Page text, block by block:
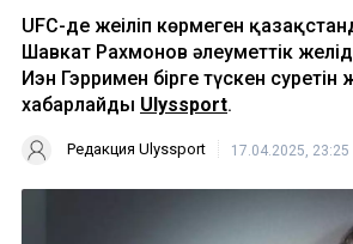
UFC-де жеңіліп көрмеген
Шавкат Рахмонов әлеуметтік
Иэн Гэрримен бірге түскен
хабарлайды Ulyssport.
Редакция Ulyssport 17.04.2025, 23:25